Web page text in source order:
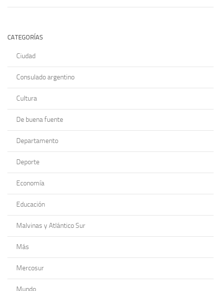
CATEGORÍAS
Ciudad
Consulado argentino
Cultura
De buena fuente
Departamento
Deporte
Economía
Educación
Malvinas y Atlántico Sur
Más
Mercosur
Mundo